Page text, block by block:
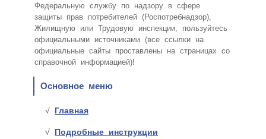
Федеральную службу по надзору в сфере
защиты прав потребителей (Роспотребнадзор),
Жилищную или Трудовую инспекции, пользуйтесь
официальными источниками (все ссылки на
официальные сайты проставлены на страницах со
справочной информацией)!
Основное меню
Главная
Подробные инструкции